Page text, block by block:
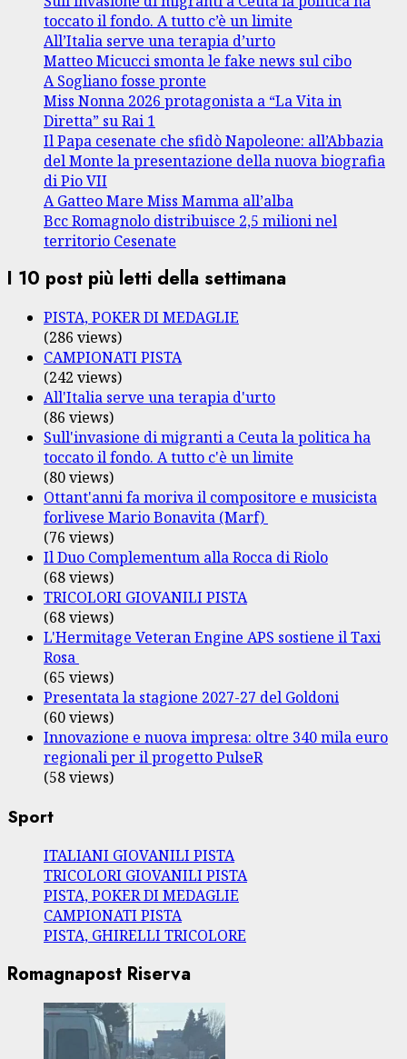
toccato il fondo. A tutto c’è un limite
All’Italia serve una terapia d’urto
Matteo Micucci smonta le fake news sul cibo
A Sogliano fosse pronte
Miss Nonna 2026 protagonista a “La Vita in
Diretta” su Rai 1
Il Papa cesenate che sfidò Napoleone: all’Abbazia
del Monte la presentazione della nuova biografia
di Pio VII
A Gatteo Mare Miss Mamma all’alba
Bcc Romagnolo distribuisce 2,5 milioni nel
territorio Cesenate
I 10 post più letti della settimana
PISTA, POKER DI MEDAGLIE
(286 views)
CAMPIONATI PISTA
(242 views)
All'Italia serve una terapia d'urto
(86 views)
Sull'invasione di migranti a Ceuta la politica ha
toccato il fondo. A tutto c'è un limite
(80 views)
Ottant'anni fa moriva il compositore e musicista
forlivese Mario Bonavita (Marf)
(76 views)
Il Duo Complementum alla Rocca di Riolo
(68 views)
TRICOLORI GIOVANILI PISTA
(68 views)
L'Hermitage Veteran Engine APS sostiene il Taxi
Rosa
(65 views)
Presentata la stagione 2027-27 del Goldoni
(60 views)
Innovazione e nuova impresa: oltre 340 mila euro
regionali per il progetto PulseR
(58 views)
Sport
ITALIANI GIOVANILI PISTA
TRICOLORI GIOVANILI PISTA
PISTA, POKER DI MEDAGLIE
CAMPIONATI PISTA
PISTA, GHIRELLI TRICOLORE
Romagnapost Riserva